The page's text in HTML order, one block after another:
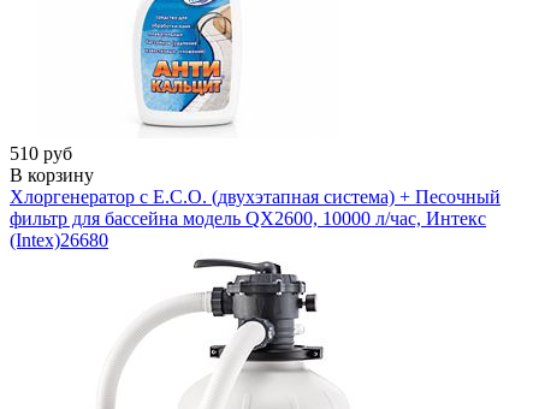
510 руб
В корзину
Хлоргенератор с E.C.O. (двухэтапная система) + Песочный
фильтр для бассейна модель QX2600, 10000 л/час, Интекс
(Intex)26680